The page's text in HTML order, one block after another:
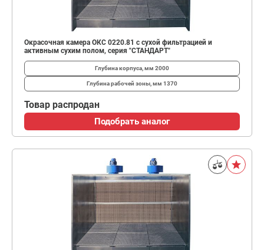
Окрасочная камера ОКС 0220.81 с сухой фильтрацией и
активным сухим полом, серия "СТАНДАРТ"
Глубина корпуса, мм 2000
Глубина рабочей зоны, мм 1370
Товар распродан
Подобрать аналог